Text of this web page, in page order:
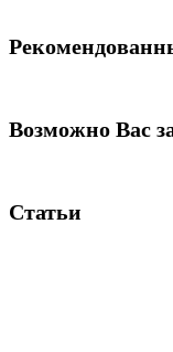
Возможно Вас
Статьи